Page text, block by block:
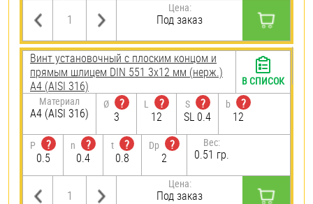
Цена:
Под заказ
Винт установочный с плоским концом и
прямым шлицем DIN 551 3х12 мм (нерж.)
A4 (AISI 316)
Материал
A4 (AISI 316)
Ø
?
3
L
?
12
S
?
SL 0.4
b
?
12
P
?
0.5
n
?
0.4
t
?
0.8
Dp
?
2
Вес:
0.51 гр.
Цена:
Под заказ
В СПИСОК